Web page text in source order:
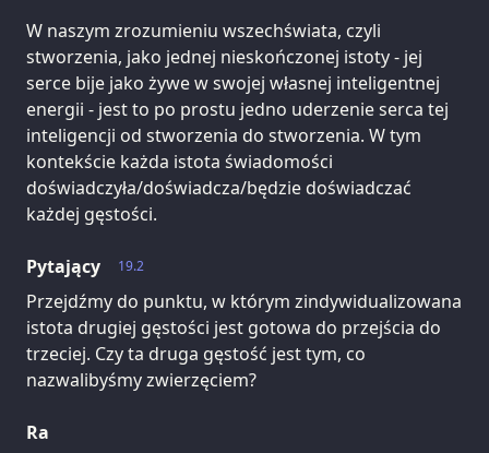
W naszym zrozumieniu wszechświata, czyli
stworzenia, jako jednej nieskończonej istoty - jej
serce bije jako żywe w swojej własnej inteligentnej
energii - jest to po prostu jedno uderzenie serca tej
inteligencji od stworzenia do stworzenia. W tym
kontekście każda istota świadomości
doświadczyła/doświadcza/będzie doświadczać
każdej gęstości.
19.2
Pytający
Przejdźmy do punktu, w którym zindywidualizowana
istota drugiej gęstości jest gotowa do przejścia do
trzeciej. Czy ta druga gęstość jest tym, co
nazwalibyśmy zwierzęciem?
Ra